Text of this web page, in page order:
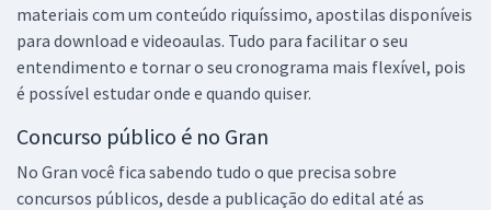
materiais com um conteúdo riquíssimo, apostilas disponíveis
para download e videoaulas. Tudo para facilitar o seu
entendimento e tornar o seu cronograma mais flexível, pois
é possível estudar onde e quando quiser.
Concurso público é no Gran
No Gran você fica sabendo tudo o que precisa sobre
concursos públicos, desde a publicação do edital até as